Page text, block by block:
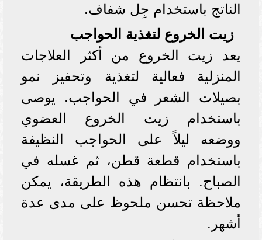
الناتج باستخدام جِل شفاف.
زيت الخروع لتغذية الحواجب
يعد زيت الخروع من أكثر العلاجات
المنزلية فعالية لتغذية وتحفيز نمو
بصيلات الشعر في الحواجب. يوصى
باستخدام زيت الخروع العضوي
ووضعه ليلاً على الحواجب النظيفة
باستخدام قطعة قطن، ثم غسله في
الصباح. بانتظام هذه الطريقة، يمكن
ملاحظة تحسن ملحوظ على مدى عدة
أشهر.